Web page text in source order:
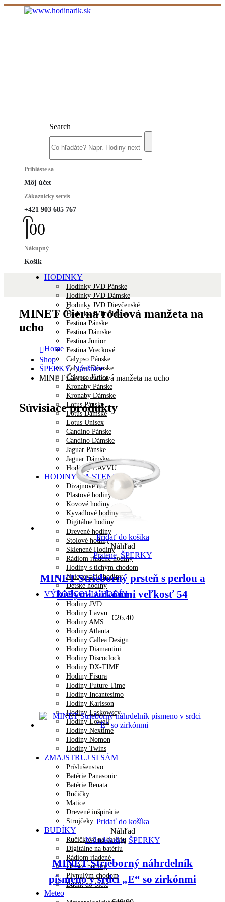
Search
Prihláste sa
Môj účet
Zákaznícky servis
+421 903 685 767
00
Nákupný
Košík
HODINKY
Hodinky JVD Pánske
Hodinky JVD Dámske
Hodinky JVD Dievčenské
Hodinky JVD Chlapec
Festina Pánske
Festina Dámske
Festina Junior
Festina Vreckové
Calypso Pánske
Calypso Dámske
Calypso Junior
Kronaby Pánske
Kronaby Dámske
Lotus Pánske
Lotus Dámske
Lotus Unisex
Candino Pánske
Candino Dámske
Jaguar Pánske
Jaguar Dámske
Hodinky LAVVU
HODINY NA STENU
Dizajnové hodiny
Plastové hodiny
Kovové hodiny
Kyvadlové hodiny
Digitálne hodiny
Drevené hodiny
Stolové hodiny
Sklenené Hodiny
Rádiom riadené hodiny
Hodiny s tichým chodom
Nalepovacie hodiny
Detské hodiny
VÝROBCOVIA HODÍN
Hodiny JVD
Hodiny Lavvu
Hodiny AMS
Hodiny Atlanta
Hodiny Callea Design
Hodiny Diamantini
Hodiny Discoclock
Hodiny DX-TIME
Hodiny Fisura
Hodiny Future Time
Hodiny Incantesimo
Hodiny Karlsson
Hodiny Laskowscy
Hodiny Lowell
Hodiny Nextime
Hodiny Nomon
Hodiny Twins
ZMAJSTRUJ SI SÁM
Príslušenstvo
Batérie Panasonic
Batérie Renata
Ručičky
Matice
Drevené inšpirácie
Strojčeky
BUDÍKY
Ručičkové na batériu
Digitálne na batériu
Rádiom riadené
Detské budíky
Plynulým chodom
Budík do Siete
Meteo
MINET Čierna ródiová manžeta na
ucho
Home
Shop
ŠPERKY,Náušnice
MINET Čierna ródiová manžeta na ucho
Súvisiace produkty
Pridať do košíka
Náhľad
Prstene, ŠPERKY
MINET Strieborný prsteň s perlou a
bielymi zirkónmi veľkosť 54
€26.40
Pridať do košíka
Náhľad
Náhrdelníky, ŠPERKY
MINET Strieborný náhrdelník
písmeno v srdci „E“ so zirkónmi